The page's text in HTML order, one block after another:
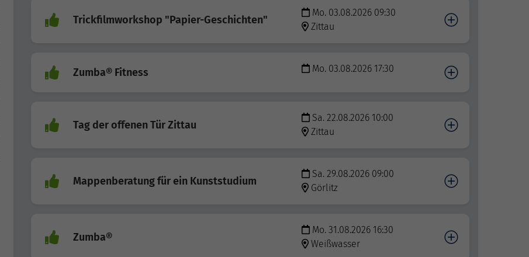
Trickfilmworkshop "Papier-Geschichten"
Mo. 03.08.2026 09:30
Zittau
Zumba® Fitness Mo. 03.08.2026 17:30
Tag der offenen Tür Zittau
Sa. 22.08.2026 10:00
Zittau
Mappenberatung für ein Kunststudium
Sa. 29.08.2026 09:00
Görlitz
Zumba®
Mo. 31.08.2026 16:30
Weißwasser